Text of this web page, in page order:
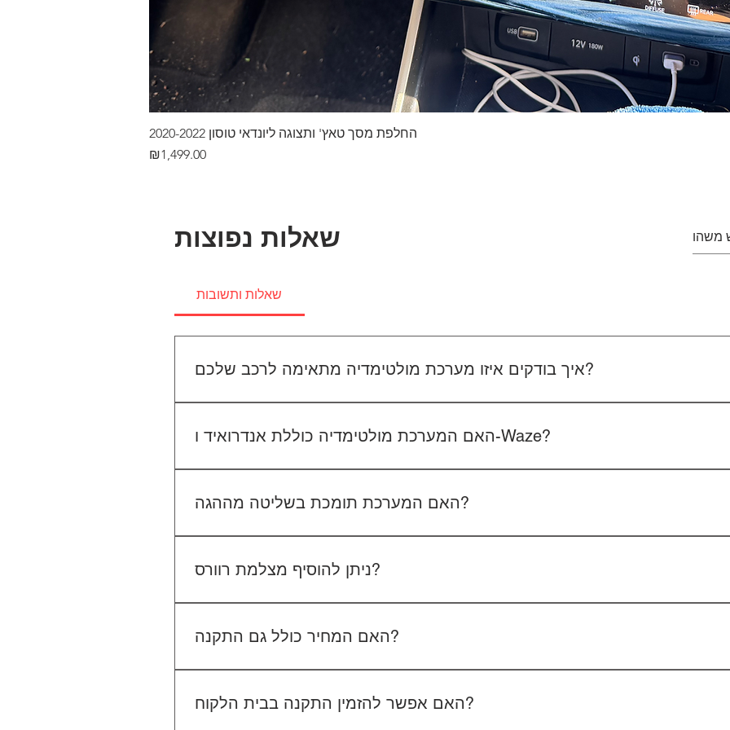
החלפת מסך טאץ' ותצוגה ליונדאי טוסון 2020-2022
Price
₪1,499.00
שאלות נפוצות
שאלות ותשובות
איך בודקים איזו מערכת מולטימדיה מתאימה לרכב שלכם?
מתאים לכם.
האם המערכת מולטימדיה כוללת אנדרואיד ו-Waze?
האם המערכת תומכת בשליטה מההגה?
אלינו לפני ההתקנה.
ניתן להוסיף מצלמת רוורס?
האם המחיר כולל גם התקנה?
האם אפשר להזמין התקנה בבית הלקוח?